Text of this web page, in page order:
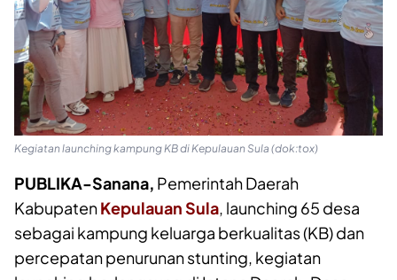
Kegiatan launching kampung KB di Kepulauan Sula (dok:tox)
PUBLIKA-Sanana, Pemerintah Daerah
KabupatenKepulauan Sula, launching 65 desa
sebagai kampung keluarga berkualitas (KB) dan
percepatan penurunan stunting, kegiatan